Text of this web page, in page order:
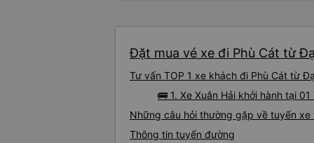
Đặt mua vé xe đi Phù Cát từ
Tư vấn TOP 1 xe khách đi Phù Cát từ
🚌 1. Xe Xuân Hải khởi hành tại
Những câu hỏi thường gặp về tuyến xe
Thông tin tuyến đường